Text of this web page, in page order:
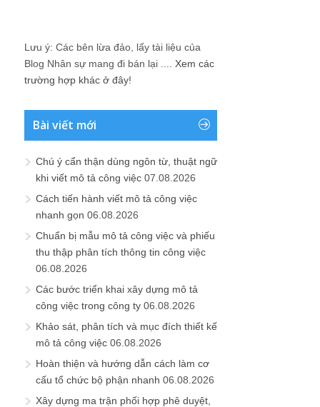
Lưu ý: Các bên lừa đảo, lấy tài liệu của
Blog Nhân sự mang đi bán lại .... Xem các
trường hợp khác ở đây!
Bài viết mới
Chú ý cẩn thận dùng ngôn từ, thuật ngữ
khi viết mô tả công việc 07.08.2026
Cách tiến hành viết mô tả công việc
nhanh gọn 06.08.2026
Chuẩn bị mẫu mô tả công việc và phiếu
thu thập phân tích thông tin công việc
06.08.2026
Các bước triển khai xây dựng mô tả
công việc trong công ty 06.08.2026
Khảo sát, phân tích và mục đích thiết kế
mô tả công việc 06.08.2026
Hoàn thiện và hướng dẫn cách làm cơ
cấu tổ chức bộ phận nhanh 06.08.2026
Xây dựng ma trận phối hợp phê duyệt,